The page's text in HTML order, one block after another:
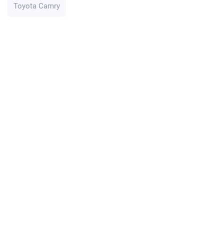
Toyota Camry